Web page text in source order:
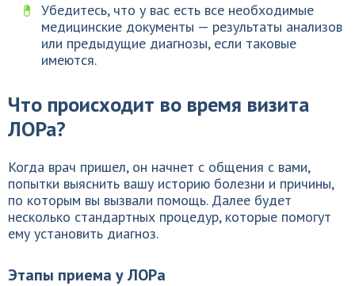
Убедитесь, что у вас есть все необходимые
медицинские документы — результаты анализов
или предыдущие диагнозы, если таковые
имеются.
Что происходит во время визита
ЛОРа?
Когда врач пришел, он начнет с общения с вами,
попытки выяснить вашу историю болезни и причины,
по которым вы вызвали помощь. Далее будет
несколько стандартных процедур, которые помогут
ему установить диагноз.
Этапы приема у ЛОРа